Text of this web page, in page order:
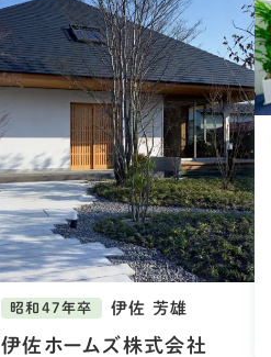
昭和47年卒 伊佐 芳雄
伊佐ホームズ株式会社